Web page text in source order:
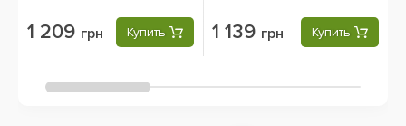
1 209 грн Купить 1 139 грн Купить